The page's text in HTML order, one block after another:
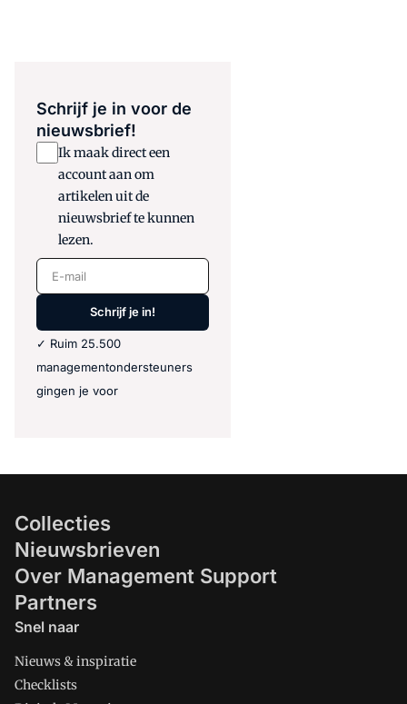
Schrijf je in voor de
nieuwsbrief!
Ik maak direct een
account aan om
artikelen uit de
nieuwsbrief te kunnen
lezen.
E-mail
Schrijf je in!
✓ Ruim 25.500
managementondersteuners
gingen je voor
Collecties
Nieuwsbrieven
Over Management Support
Partners
Snel naar
Nieuws & inspiratie
Checklists